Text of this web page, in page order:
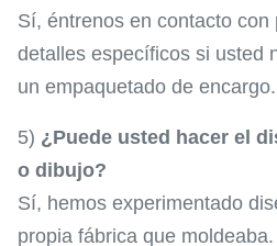
Sí, éntrenos en contacto con
detalles específicos si usted
un empaquetado de encargo.
5) ¿Puede usted hacer el
o dibujo?
Sí, hemos experimentado
propia fábrica que